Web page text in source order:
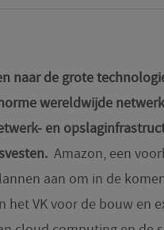
naar de grote
wereldwijde
en
Amazon, een
aan om in de
het VK voor de bouw en